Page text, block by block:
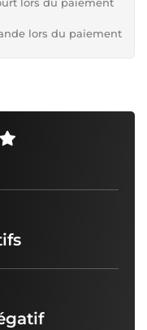
lors du paiement